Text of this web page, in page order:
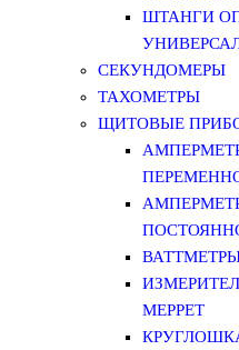
ШТАНГИ
СЕКУНДОМЕРЫ
ТАХОМЕТРЫ
ЩИТОВЫЕ
МЕРРЕТ